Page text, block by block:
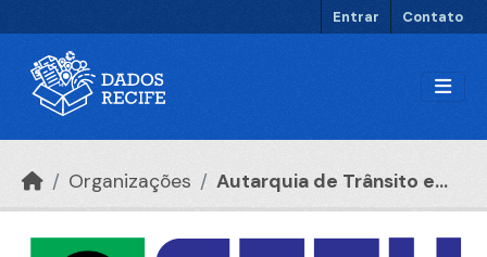
Entrar Contato
Organizações Autarquia de Trânsito e...